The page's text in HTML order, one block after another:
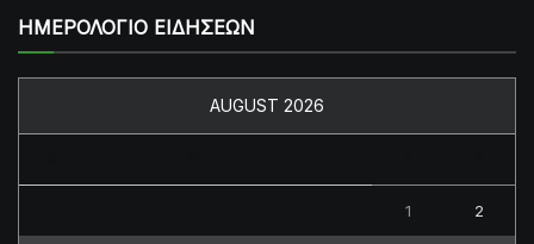
ΗΜΕΡΟΛΟΓΙΟ ΕΙΔΗΣΕΩΝ
AUGUST 2026
1 2